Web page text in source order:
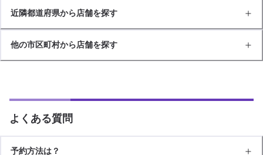
近隣都道府県から店舗を探す
他の市区町村から店舗を探す
よくある質問
予約方法は？